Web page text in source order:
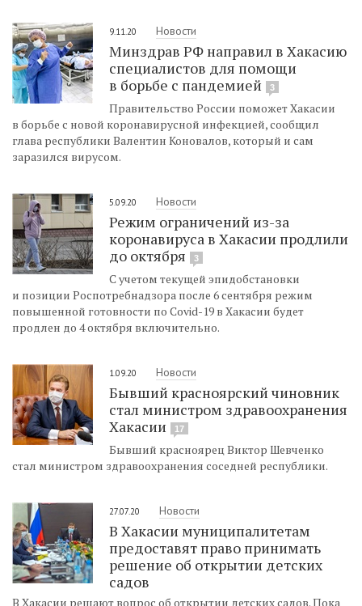
9.11.20 Новости
Минздрав РФ направил в Хакасию
специалистов для помощи
в борьбе с пандемией
3
Правительство России поможет Хакасии
в борьбе с новой коронавирусной инфекцией, сообщил
глава республики Валентин Коновалов, который и сам
заразился вирусом.
5.09.20 Новости
Режим ограничений из-за
коронавируса в Хакасии продлили
до октября
3
С учетом текущей эпидобстановки
и позиции Роспотребнадзора после 6 сентября режим
повышенной готовности по Covid-19 в Хакасии будет
продлен до 4 октября включительно.
1.09.20 Новости
Бывший красноярский чиновник
стал министром здравоохранения
Хакасии
17
Бывший красноярец Виктор Шевченко
стал министром здравоохранения соседней республики.
27.07.20 Новости
В Хакасии муниципалитетам
предоставят право принимать
решение об открытии детских
садов
В Хакасии решают вопрос об открытии детских садов. Пока